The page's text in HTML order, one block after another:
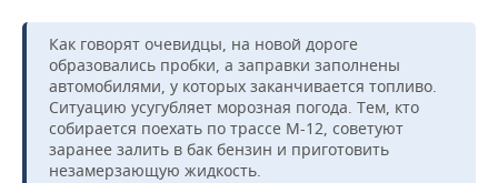
ONLINE-КОНФЕРЕНЦИИ
ОТКРЫТАЯ ЛЕКЦИЯ
ХОККЕЙ
БАСКЕТБОЛ
ВОЛЕЙБОЛ
ВЛАСТЬ
ИНФРАСТРУКТУРА
ИСТОРИЯ
СЮЖЕТЫ
СПРАВОЧНИК
СПИСОК ПЕРСОН
ПОЛНАЯ ВЕРСИЯ
Как говорят очевидцы, на новой дороге
образовались пробки, а заправки заполнены
автомобилями, у которых заканчивается топливо.
Ситуацию усугубляет морозная погода. Тем, кто
собирается поехать по трассе М-12, советуют
заранее залить в бак бензин и приготовить
незамерзающую жидкость.